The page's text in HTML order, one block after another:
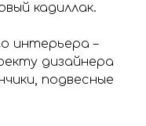
кадиллак.
интерьера –
дизайнера
подвесные